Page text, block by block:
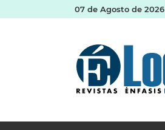
07 de Agosto de 2026